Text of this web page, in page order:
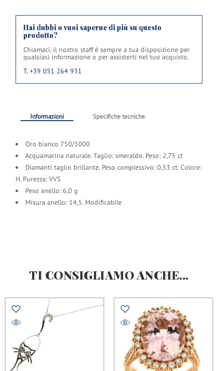
Hai dubbi o vuoi saperne di più su questo
prodotto?
Chiamaci, il nostro staff è sempre a tua disposizione per
qualsiasi informazione o per assisterti nel tuo acquisto.
T. +39 051 264 931
Informazioni Specifiche tecniche
Oro bianco 750/1000
Acquamarina naturale. Taglio: smeraldo. Peso: 2,75 ct
Diamanti taglio brillante. Peso complessivo: 0,53 ct. Colore:
H. Purezza: VVS
Peso anello: 6,0 g
Misura anello: 14,5. Modificabile
TI CONSIGLIAMO ANCHE...